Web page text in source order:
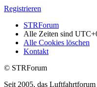
Registrieren
STRForum
Alle Zeiten sind
Alle Cookies löschen
Kontakt
© STRForum
Seit 2005, das